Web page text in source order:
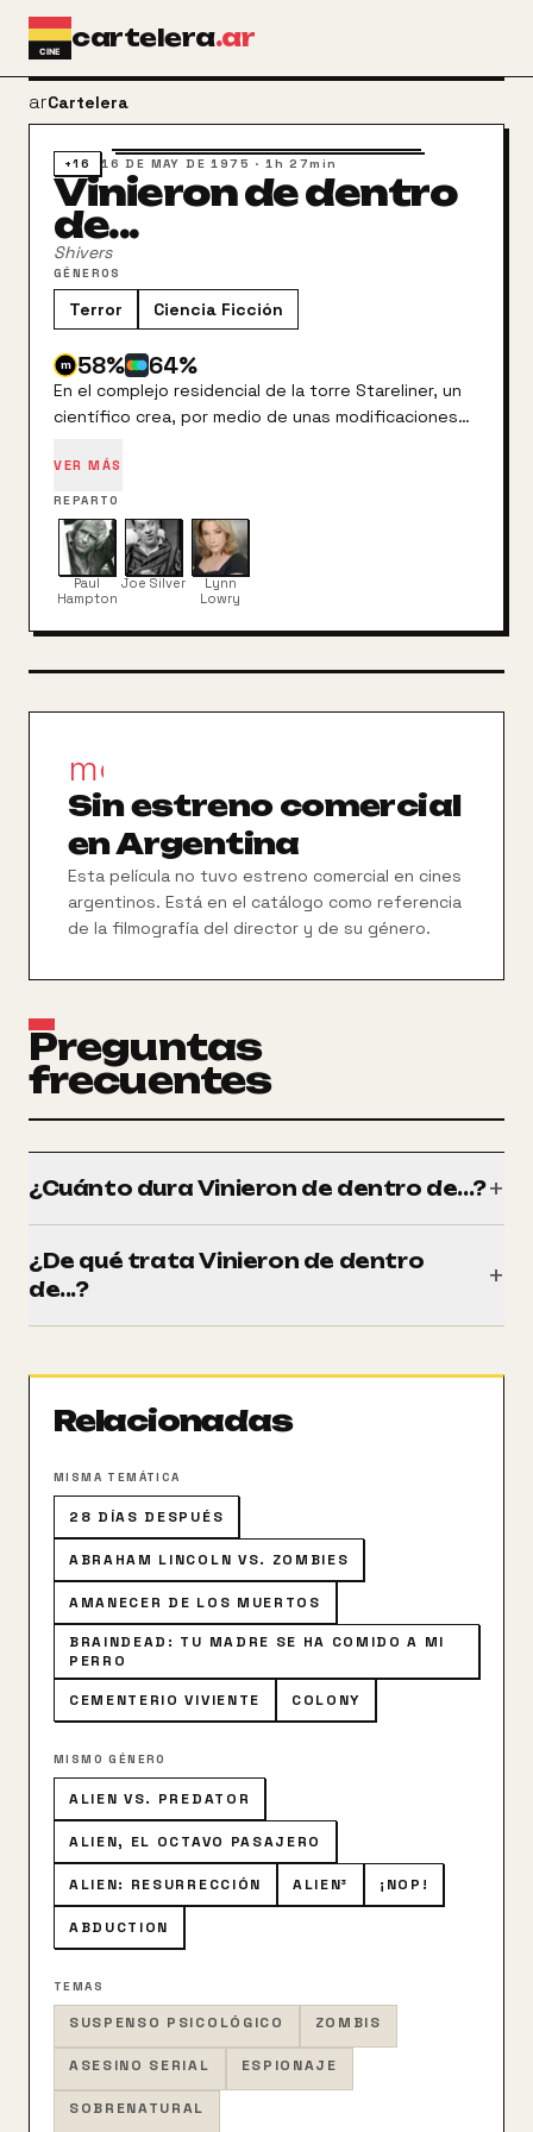
Ir al contenido principal
cartelera.ar
arrow_back
Cartelera
+16 16 DE MAY DE 1975 ·1h 27min
Vinieron de dentro
de...
Shivers
GÉNEROS
Terror Ciencia Ficción
58% 64%
En el complejo residencial de la torre Stareliner, un
científico crea, por medio de unas modificaciones
seres penetran en el cuerpo de un hombre lo
convierten en un enfermo aquejado de un insaciable
instinto sexual y asesino.
VER MÁS
REPARTO
Paul
Hampton
Joe Silver
Lynn
Lowry
movie_filter
Sin estreno comercial
en Argentina
Esta película no tuvo estreno comercial en cines
argentinos. Está en el catálogo como referencia
de la filmografía del director y de su género.
Preguntas
frecuentes
¿Cuánto dura Vinieron de dentro de...?+
¿De qué trata Vinieron de dentro
de...?
+
seres penetran en el cuerpo de un hombre lo
instinto sexual y asesino.
Relacionadas
MISMA TEMÁTICA
28 DÍAS DESPUÉS
ABRAHAM LINCOLN VS. ZOMBIES
AMANECER DE LOS MUERTOS
BRAINDEAD: TU MADRE SE HA COMIDO A MI
PERRO
CEMENTERIO VIVIENTE COLONY
MISMO GÉNERO
ALIEN VS. PREDATOR
ALIEN, EL OCTAVO PASAJERO
ALIEN: RESURRECCIÓN ALIEN³ ¡NOP!
ABDUCTION
TEMAS
SUSPENSO PSICOLÓGICO ZOMBIS
ASESINO SERIAL ESPIONAJE
SOBRENATURAL